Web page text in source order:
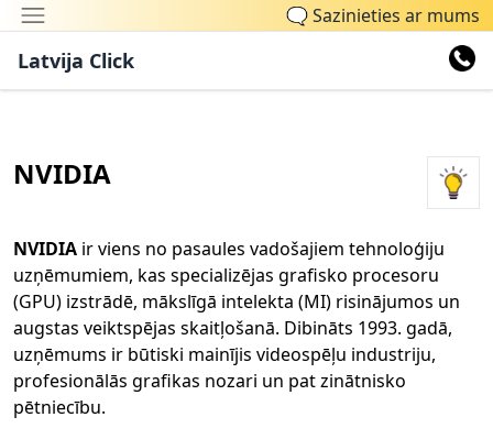
🗨Sazinieties ar mums
Latvija Click
NVIDIA
NVIDIA ir viens no pasaules vadošajiem tehnoloģiju
uzņēmumiem, kas specializējas grafisko procesoru
(GPU) izstrādē, mākslīgā intelekta (MI) risinājumos un
augstas veiktspējas skaitļošanā. Dibināts 1993. gadā,
uzņēmums ir būtiski mainījis videospēļu industriju,
profesionālās grafikas nozari un pat zinātnisko
pētniecību.